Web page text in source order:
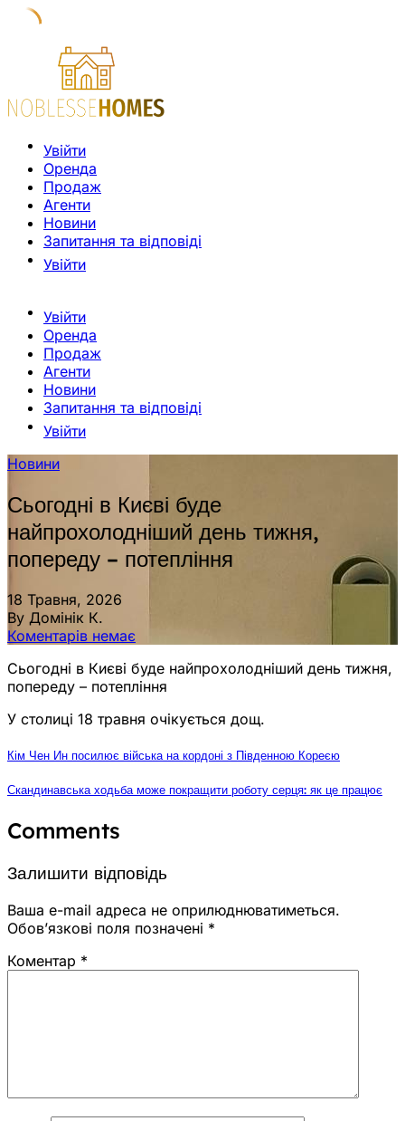
Увійти
Оренда
Продаж
Агенти
Новини
Запитання та відповіді
Увійти
Увійти
Оренда
Продаж
Агенти
Новини
Запитання та відповіді
Увійти
Новини
Сьогодні в Києві буде
найпрохолодніший день тижня,
попереду – потепління
18 Травня, 2026
By Домінік К.
Коментарів немає
Сьогодні в Києві буде найпрохолодніший день тижня,
попереду – потепління
У столиці 18 травня очікується дощ.
Кім Чен Ин посилює війська на кордоні з Південною Кореєю
Скандинавська ходьба може покращити роботу серця: як це працює
Comments
Залишити відповідь
Ваша e-mail адреса не оприлюднюватиметься.
Обов’язкові поля позначені *
Коментар *